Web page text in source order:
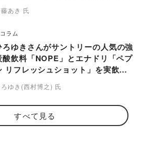
あき 氏
コラム
ろゆきさんがサントリーの人気の強
酸飲料「NOPE」とエナドリ「ペプ
リフレッシュショット」を実飲し
ゆき(西村博之) 氏
すべて見る